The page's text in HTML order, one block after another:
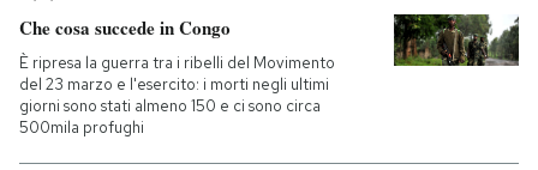
Che cosa succede in Congo
È ripresa la guerra tra i ribelli del Movimento
del 23 marzo e l'esercito: i morti negli ultimi
giorni sono stati almeno 150 e ci sono circa
500mila profughi